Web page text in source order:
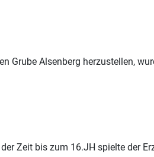
Alsenberg herzustellen,
Zeit bis zum 16.JH spielte der